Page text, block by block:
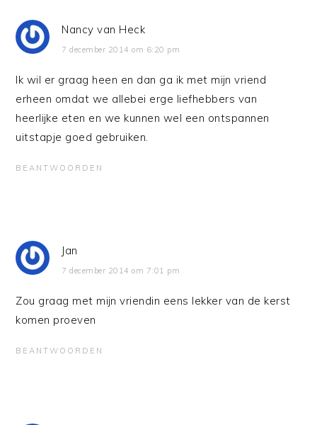
Nancy van Heck
7 december 2014 om 6:20 pm
Ik wil er graag heen en dan ga ik met mijn vriend
erheen omdat we allebei erge liefhebbers van
heerlijke eten en we kunnen wel een ontspannen
uitstapje goed gebruiken.
BEANTWOORDEN
Jan
7 december 2014 om 7:01 pm
Zou graag met mijn vriendin eens lekker van de kerst
komen proeven
BEANTWOORDEN